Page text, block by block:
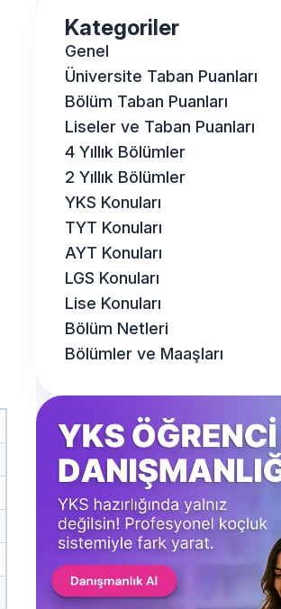
Kategoriler
Genel
Üniversite Taban Puanları
Bölüm Taban Puanları
Liseler ve Taban Puanları
4 Yıllık Bölümler
2 Yıllık Bölümler
YKS Konuları
TYT Konuları
AYT Konuları
LGS Konuları
Lise Konuları
Bölüm Netleri
Bölümler ve Maaşları